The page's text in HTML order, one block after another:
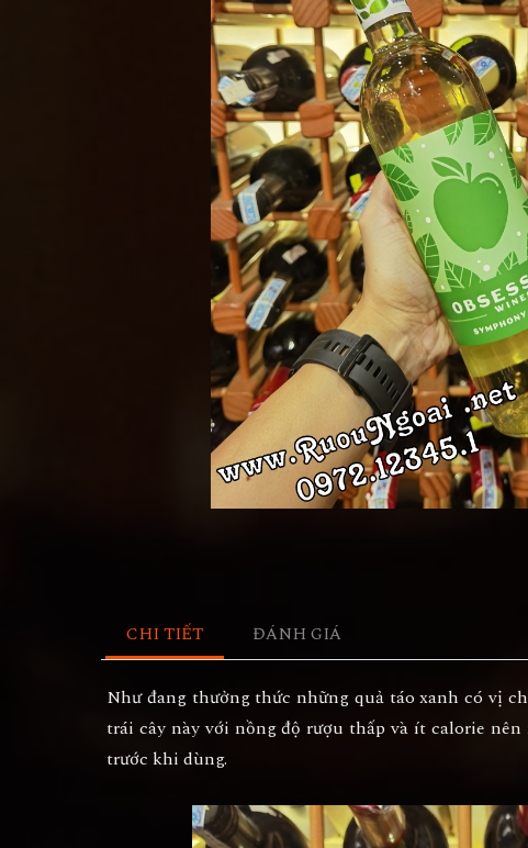
CHI TIẾT ĐÁNH GIÁ
Như đang thưởng thức những quả táo xanh có vị
trái cây này với nồng độ rượu thấp và ít calorie
trước khi dùng.